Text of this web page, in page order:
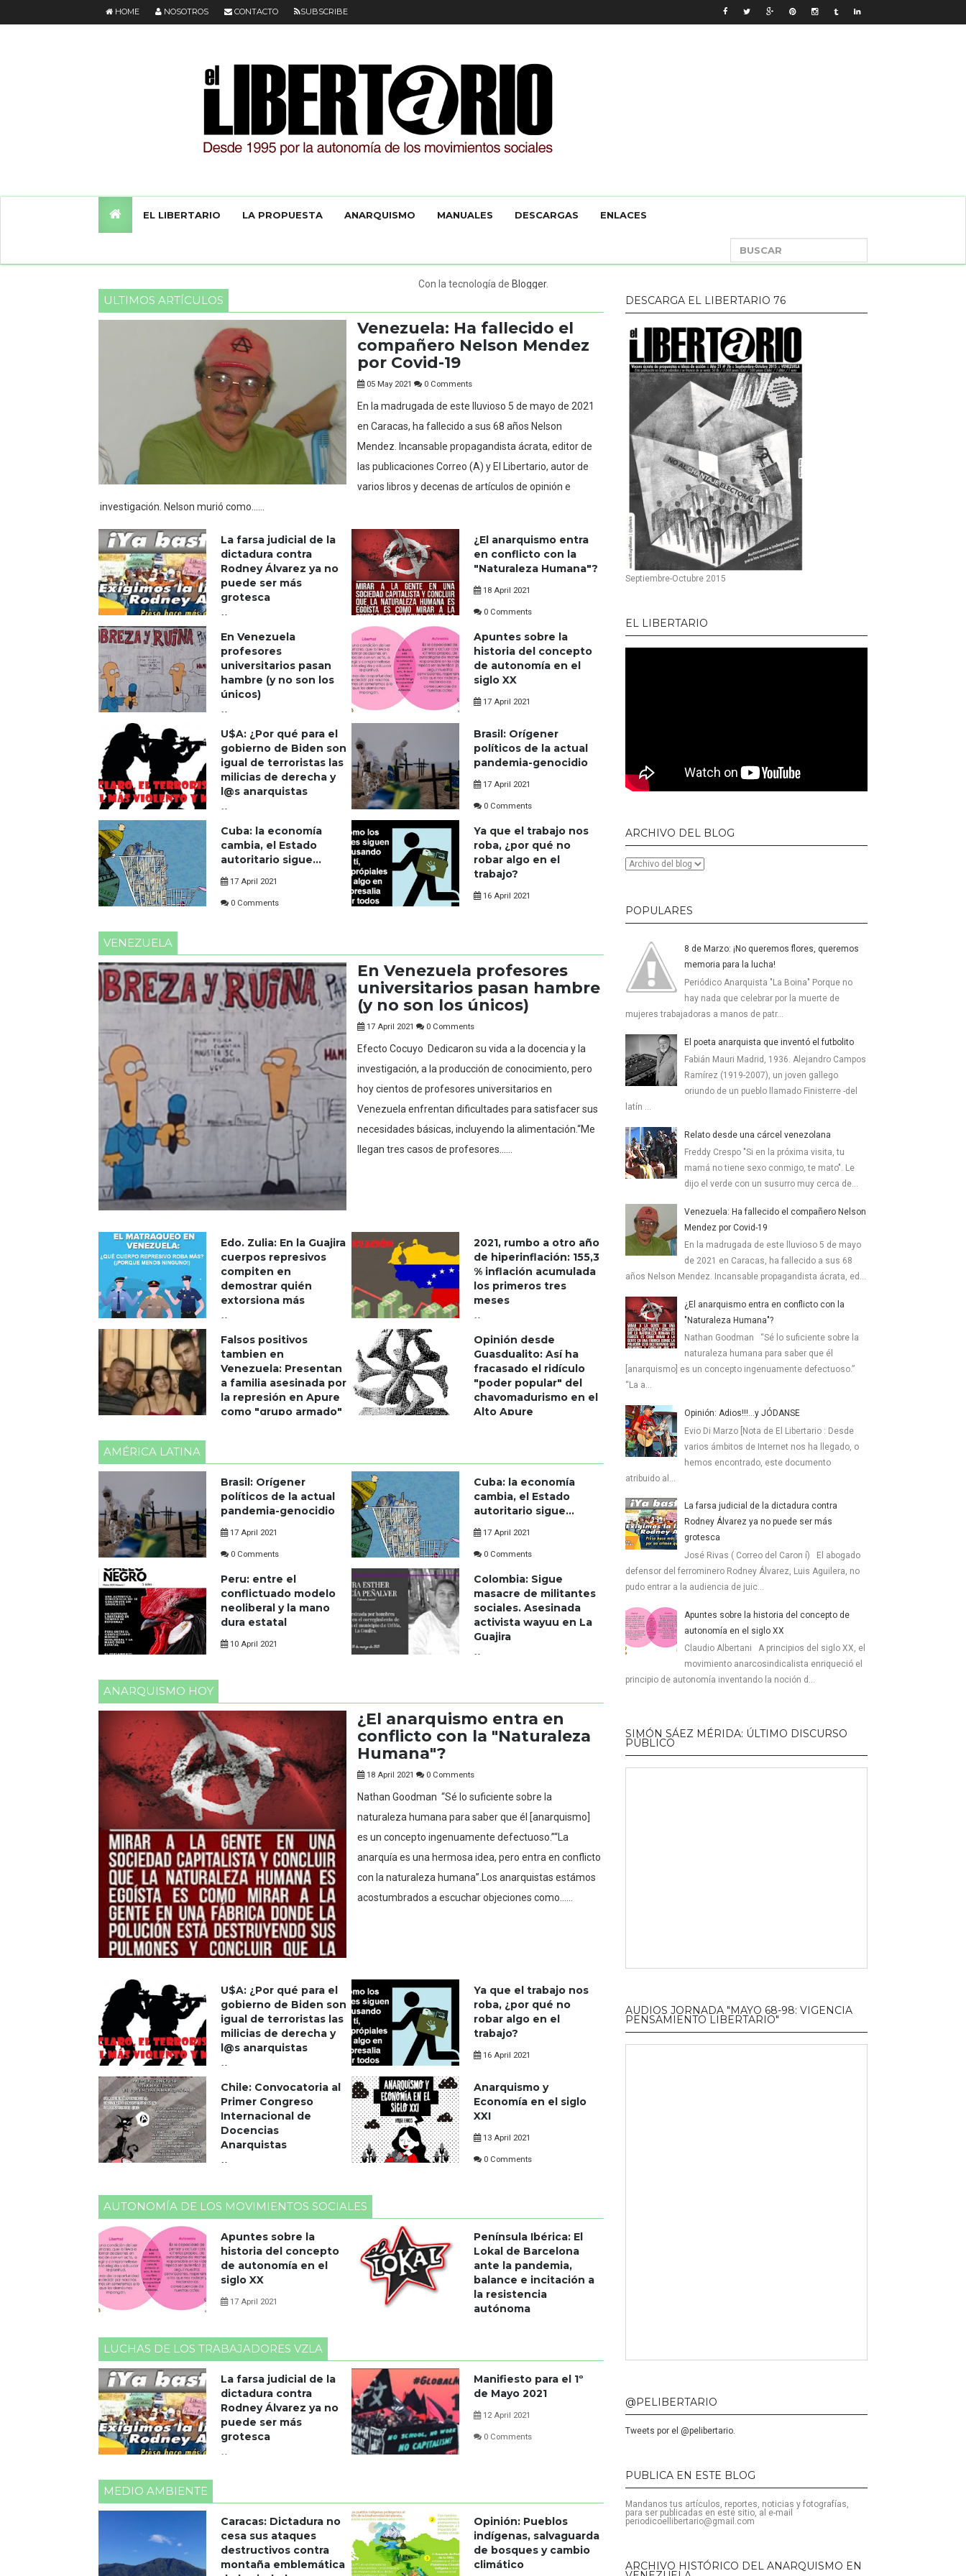
HOME NOSOTROS CONTACTO SUBSCRIBE
EL LIBERTARIO LA PROPUESTA ANARQUISMO MANUALES DESCARGAS ENLACES
Con la tecnología de Blogger.
ULTIMOS ARTÍCULOS
Venezuela: Ha fallecido el
compañero Nelson Mendez
por Covid-19
05 May 2021 0 Comments
En la madrugada de este lluvioso 5 de mayo de 2021
en Caracas, ha fallecido a sus 68 años Nelson
Mendez. Incansable propagandista ácrata, editor de
las publicaciones Correo (A) y El Libertario, autor de
varios libros y decenas de artículos de opinión e
investigación. Nelson murió como......
La farsa judicial de la
dictadura contra
Rodney Álvarez ya no
puede ser más
grotesca
0 Comments
¿El anarquismo entra
en conflicto con la
"Naturaleza Humana"?
18 April 2021
0 Comments
En Venezuela
profesores
universitarios pasan
hambre (y no son los
únicos)
0 Comments
Apuntes sobre la
historia del concepto
de autonomía en el
siglo XX
17 April 2021
U$A: ¿Por qué para el
gobierno de Biden son
igual de terroristas las
milicias de derecha y
l@s anarquistas
0 Comments
Brasil: Orígener
políticos de la actual
pandemia-genocidio
17 April 2021
0 Comments
Cuba: la economía
cambia, el Estado
autoritario sigue...
17 April 2021
0 Comments
Ya que el trabajo nos
roba, ¿por qué no
robar algo en el
trabajo?
16 April 2021
VENEZUELA
En Venezuela profesores
universitarios pasan hambre
(y no son los únicos)
17 April 2021 0 Comments
Efecto Cocuyo Dedicaron su vida a la docencia y la
investigación, a la producción de conocimiento, pero
hoy cientos de profesores universitarios en
Venezuela enfrentan dificultades para satisfacer sus
necesidades básicas, incluyendo la alimentación.“Me
llegan tres casos de profesores......
Edo. Zulia: En la Guajira
cuerpos represivos
compiten en
demostrar quién
extorsiona más
0 Comments
2021, rumbo a otro año
de hiperinflación: 155,3
% inflación acumulada
los primeros tres
meses
0 Comments
Falsos positivos
tambien en
Venezuela: Presentan
a familia asesinada por
la represión en Apure
como "grupo armado"
0 Comments
Opinión desde
Guasdualito: Así ha
fracasado el ridículo
"poder popular" del
chavomadurismo en el
Alto Apure
AMÉRICA LATINA
Brasil: Orígener
políticos de la actual
pandemia-genocidio
17 April 2021
0 Comments
Cuba: la economía
cambia, el Estado
autoritario sigue...
17 April 2021
0 Comments
Peru: entre el
conflictuado modelo
neoliberal y la mano
dura estatal
10 April 2021
Colombia: Sigue
masacre de militantes
sociales. Asesinada
activista wayuu en La
Guajira
ANARQUISMO HOY
¿El anarquismo entra en
conflicto con la "Naturaleza
Humana"?
18 April 2021 0 Comments
Nathan Goodman “Sé lo suficiente sobre la
naturaleza humana para saber que él [anarquismo]
es un concepto ingenuamente defectuoso.”“La
anarquía es una hermosa idea, pero entra en conflicto
con la naturaleza humana”.Los anarquistas estámos
acostumbrados a escuchar objeciones como......
U$A: ¿Por qué para el
gobierno de Biden son
igual de terroristas las
milicias de derecha y
l@s anarquistas
0 Comments
Ya que el trabajo nos
roba, ¿por qué no
robar algo en el
trabajo?
16 April 2021
Chile: Convocatoria al
Primer Congreso
Internacional de
Docencias
Anarquistas
Anarquismo y
Economía en el siglo
XXI
13 April 2021
0 Comments
AUTONOMÍA DE LOS MOVIMIENTOS SOCIALES
Apuntes sobre la
historia del concepto
de autonomía en el
siglo XX
17 April 2021
Península Ibérica: El
Lokal de Barcelona
ante la pandemia,
balance e incitación a
la resistencia
autónoma
LUCHAS DE LOS TRABAJADORES VZLA
La farsa judicial de la
dictadura contra
Rodney Álvarez ya no
puede ser más
grotesca
Manifiesto para el 1º
de Mayo 2021
12 April 2021
0 Comments
MEDIO AMBIENTE
Caracas: Dictadura no
cesa sus ataques
destructivos contra
montaña emblemática
Opinión: Pueblos
indígenas, salvaguarda
de bosques y cambio
climático
DESCARGA EL LIBERTARIO 76
Septiembre-Octubre 2015
EL LIBERTARIO
ARCHIVO DEL BLOG
POPULARES
8 de Marzo: ¡No queremos flores, queremos
memoria para la lucha!
Periódico Anarquista "La Boina" Porque no
hay nada que celebrar por la muerte de
mujeres trabajadoras a manos de patr...
El poeta anarquista que inventó el futbolito
Fabián Mauri Madrid, 1936. Alejandro Campos
Ramírez (1919-2007), un joven gallego
oriundo de un pueblo llamado Finisterre -del
latín ...
Relato desde una cárcel venezolana
Freddy Crespo "Si en la próxima visita, tu
mamá no tiene sexo conmigo, te mato". Le
dijo el verde con un susurro muy cerca de...
Venezuela: Ha fallecido el compañero Nelson
Mendez por Covid-19
En la madrugada de este lluvioso 5 de mayo
de 2021 en Caracas, ha fallecido a sus 68
años Nelson Mendez. Incansable propagandista ácrata, ed...
¿El anarquismo entra en conflicto con la
"Naturaleza Humana"?
Nathan Goodman “Sé lo suficiente sobre la
naturaleza humana para saber que él
[anarquismo] es un concepto ingenuamente defectuoso.”
“La a...
Opinión: Adios!!!...y JÓDANSE
Evio Di Marzo [Nota de El Libertario : Desde
varios ámbitos de Internet nos ha llegado, o
hemos encontrado, este documento
atribuido al...
La farsa judicial de la dictadura contra
Rodney Álvarez ya no puede ser más
grotesca
José Rivas ( Correo del Caron í) El abogado
defensor del ferrominero Rodney Álvarez, Luis Aguilera, no
pudo entrar a la audiencia de juic...
Apuntes sobre la historia del concepto de
autonomía en el siglo XX
Claudio Albertani A principios del siglo XX, el
movimiento anarcosindicalista enriqueció el
principio de autonomía inventando la noción d...
SIMÓN SÁEZ MÉRIDA: ÚLTIMO DISCURSO
PÚBLICO
AUDIOS JORNADA "MAYO 68-98: VIGENCIA
PENSAMIENTO LIBERTARIO"
@PELIBERTARIO
Tweets por el @pelibertario.
PUBLICA EN ESTE BLOG
Mandanos tus artículos, reportes, noticias y fotografías,
para ser publicadas en este sitio, al e-mail
periodicoellibertario@gmail.com
ARCHIVO HISTÓRICO DEL ANARQUISMO EN